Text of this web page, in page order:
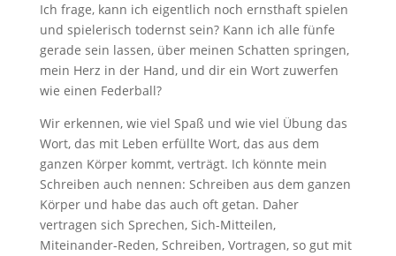
Ich frage, kann ich eigentlich noch ernsthaft spielen
und spielerisch todernst sein? Kann ich alle fünfe
gerade sein lassen, über meinen Schatten springen,
mein Herz in der Hand, und dir ein Wort zuwerfen
wie einen Federball?
Wir erkennen, wie viel Spaß und wie viel Übung das
Wort, das mit Leben erfüllte Wort, das aus dem
ganzen Körper kommt, verträgt. Ich könnte mein
Schreiben auch nennen: Schreiben aus dem ganzen
Körper und habe das auch oft getan. Daher
vertragen sich Sprechen, Sich-Mitteilen,
Miteinander-Reden, Schreiben, Vortragen, so gut mit